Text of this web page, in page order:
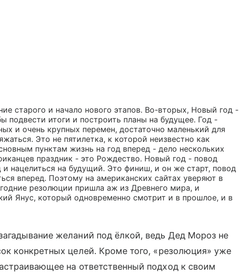
старого и начало нового этапов. Во-вторых, Новый год -
подвести итоги и построить планы на будущее. Год -
и очень крупных перемен, достаточно маленький для
Это не пятилетка, к которой неизвестно как
пунктам жизнь на год вперед - дело нескольких
праздник - это Рождество. Новый год - повод
и нацелиться на будущий. Это финиш, и он же старт, повод
вперед. Поэтому на американских сайтах уверяют в
резолюции пришла аж из Древнего мира, и
Янус, который одновременно смотрит и в прошлое, и в
желаний под ёлкой, ведь Дед Мороз не
конкретных целей. Кроме того, «резолюция» уже
на ответственный подход к своим